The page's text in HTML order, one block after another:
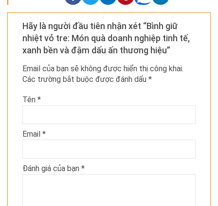
Hãy là người đầu tiên nhận xét “Bình giữ
nhiệt vỏ tre: Món quà doanh nghiệp tinh tế,
xanh bền và đậm dấu ấn thương hiệu”
Email của bạn sẽ không được hiển thị công khai.
Các trường bắt buộc được đánh dấu *
Tên *
Email *
Đánh giá của bạn *